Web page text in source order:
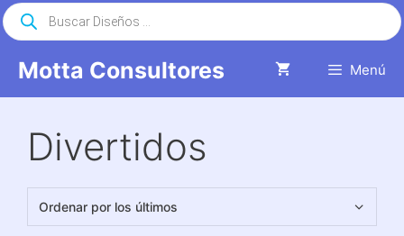
Saltar
al
Motta Consultores Menú
Búsqueda
de
productos
Divertidos